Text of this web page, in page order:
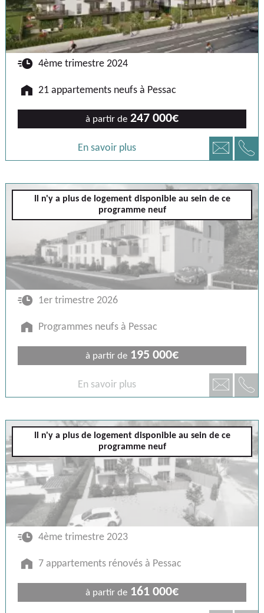
🕐 4ème trimestre 2024
🏠 21 appartements neufs à Pessac
à partir de 247 000€
En savoir plus 📧 📞
Il n'y a plus de logement disponible au sein de ce
programme neuf
Pessac
🕐 1er trimestre 2026
🏠 Programmes neufs à Pessac
à partir de 195 000€
En savoir plus 📧 📞
Il n'y a plus de logement disponible au sein de ce
programme neuf
Pessac
🕐 4ème trimestre 2023
🏠 7 appartements rénovés à Pessac
à partir de 161 000€